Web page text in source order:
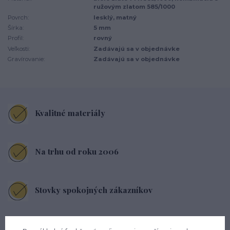
ružovým zlatom 585/1000
Povrch:
lesklý, matný
Šírka:
5 mm
Profil:
rovný
Veľkosti:
Zadávajú sa v objednávke
Gravírovanie:
Zadávajú sa v objednávke
Kvalitné materiály
Na trhu od roku 2006
Stovky spokojných zákazníkov